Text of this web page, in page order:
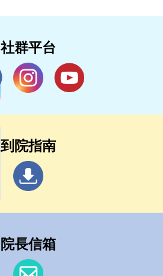
社群平台
到院指南
院長信箱